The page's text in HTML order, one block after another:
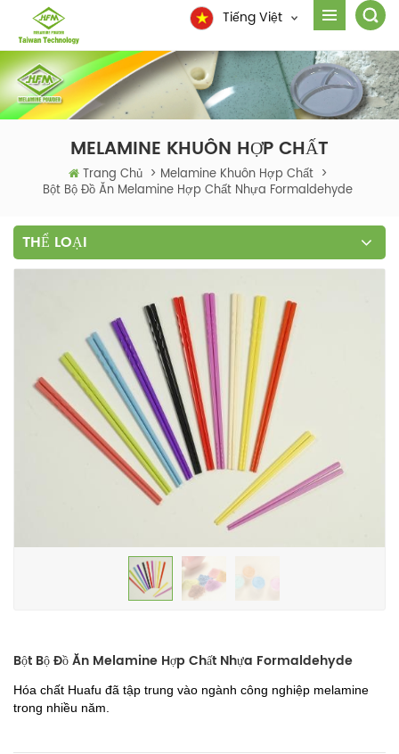
Tiếng Việt
MELAMINE KHUÔN HỢP CHẤT
Trang Chủ > Melamine Khuôn Hợp Chất >
Bột Bộ Đồ Ăn Melamine Hợp Chất Nhựa Formaldehyde
THỂ LOẠI
Bột Bộ Đồ Ăn Melamine Hợp Chất Nhựa Formaldehyde
Hóa chất Huafu đã tập trung vào ngành công nghiệp melamine
trong nhiều năm.